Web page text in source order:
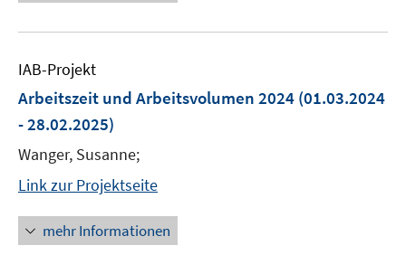
IAB-Projekt
Arbeitszeit und Arbeitsvolumen 2024 (01.03.2024
- 28.02.2025)
Wanger, Susanne;
Link zur Projektseite
mehr Informationen